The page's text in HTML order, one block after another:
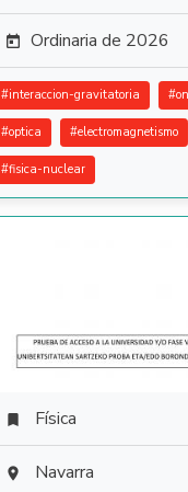
 Ordinaria de 2026
#interaccion-gravitatoria #
#optica #electromagnetismo
#fisica-nuclear
 Física
 Navarra